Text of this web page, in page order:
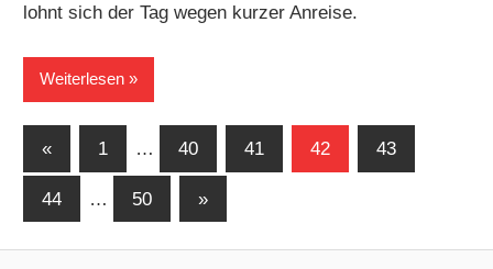
lohnt sich der Tag wegen kurzer Anreise.
Weiterlesen
Seitennummerierung
der
Beiträge
«Vorherige
Beiträge
1 … 40 41 42 43
44 … 50
Nächste
»